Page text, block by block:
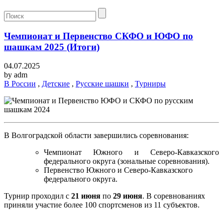
Чемпионат и Первенство СКФО и ЮФО по
шашкам 2025 (Итоги)
04.07.2025
by adm
В России , Детские , Русские шашки , Турниры
В Волгоградской области завершились соревнования:
Чемпионат Южного и Северо-Кавказского
федерального округа (зональные соревнования).
Первенство Южного и Северо-Кавказского
федерального округа.
Турнир проходил с 21 июня по 29 июня. В соревнованиях
приняли участие более 100 спортсменов из 11 субъектов.